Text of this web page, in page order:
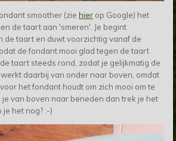
smoother (zie hier op Google) het
de taart aan 'smeren'. Je begint
de taart en duwt voorzichtig vanaf de
de fondant mooi glad tegen de taart
taart steeds rond, zodat je gelijkmatig de
daarbij van onder naar boven, omdat
het fondant houdt om zich mooi om te
van boven naar beneden dan trek je het
het nog? :-)